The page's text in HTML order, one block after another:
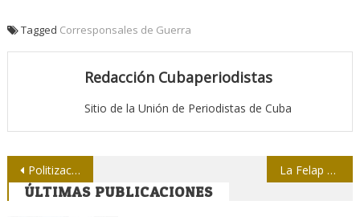
Tagged Corresponsales de Guerra
Redacción Cubaperiodistas
Sitio de la Unión de Periodistas de Cuba
Navegación
de
Politización del tema migratorio entorpece normalización de relaciones Cuba-EE.UU y crea problemas a otros países La Felap y su compromiso
ÚLTIMAS PUBLICACIONES